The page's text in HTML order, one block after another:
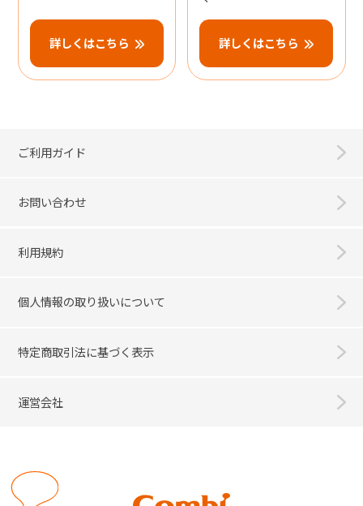
詳しくはこちら 詳しくはこちら
ご利用ガイド
お問い合わせ
利用規約
個人情報の取り扱いについて
特定商取引法に基づく表示
運営会社